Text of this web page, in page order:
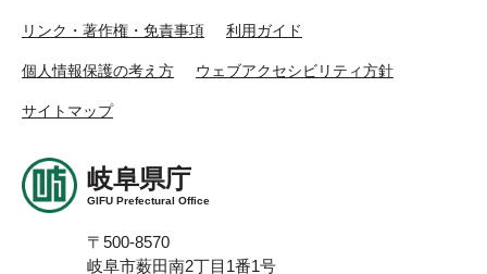
リンク・著作権・免責事項 利用ガイド
個人情報保護の考え方 ウェブアクセシビリティ方針
サイトマップ
岐阜県庁
GIFU Prefectural Office
〒500-8570
岐阜市薮田南2丁目1番1号